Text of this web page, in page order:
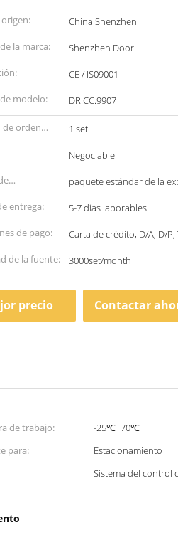
China Shenzhen
la marca:
Shenzhen Door
CE / IS09001
modelo:
DR.CC.9907
de orden
1 set
Negociable
paquete estándar de la
entrega:
5-7 días laborables
de pago:
Carta de crédito, D/A, D/
de la fuente:
3000set/month
precio Contactar
de trabajo:
-25℃+70℃
para:
Estacionamiento
Sistema del control